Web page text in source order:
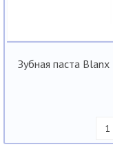
Зубная паста